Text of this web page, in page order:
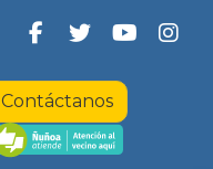
Contáctanos